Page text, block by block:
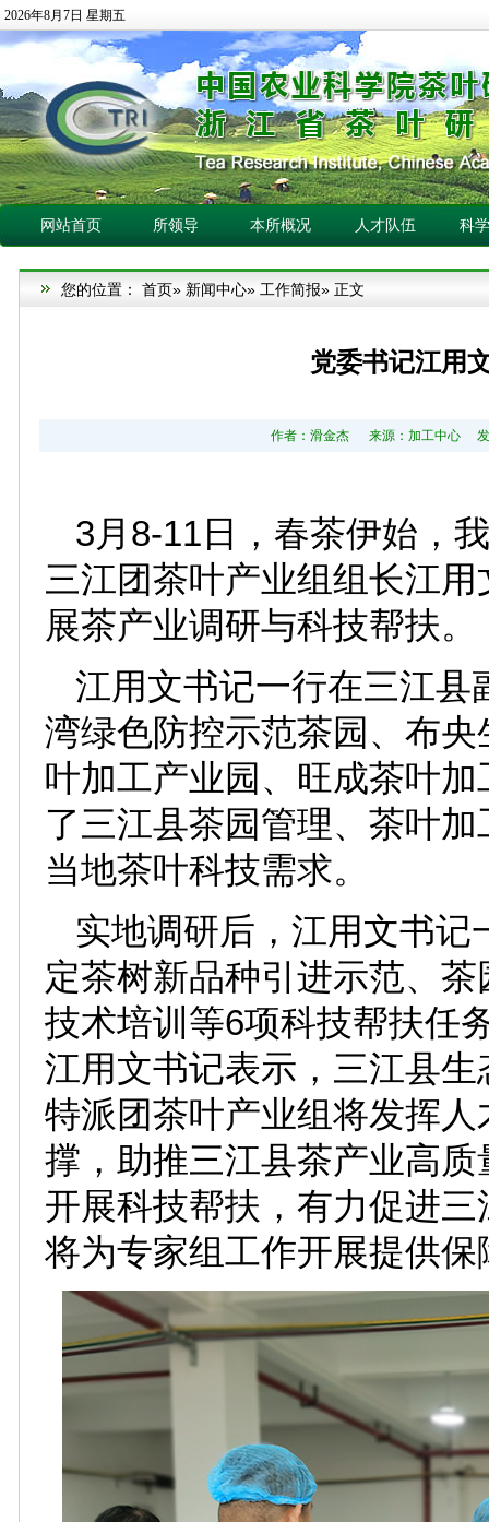
2026年8月7日 星期五
网站首页 所领导 本所概况 人才队伍 科
您的位置： 首页» 新闻中心» 工作简报» 正文
党委书记江用
作者：滑金杰 来源：加工中心 发
3月8-11日，春茶伊始，
三江团茶叶产业组组长江
展茶产业调研与科技帮扶。
江用文书记一行在三江县
湾绿色防控示范茶园、布
叶加工产业园、旺成茶叶
了三江县茶园管理、茶叶
当地茶叶科技需求。
实地调研后，江用文书记
定茶树新品种引进示范、
技术培训等6项科技帮扶任
江用文书记表示，三江县
特派团茶叶产业组将发挥
撑，助推三江县茶产业高
开展科技帮扶，有力促进
将为专家组工作开展提供保